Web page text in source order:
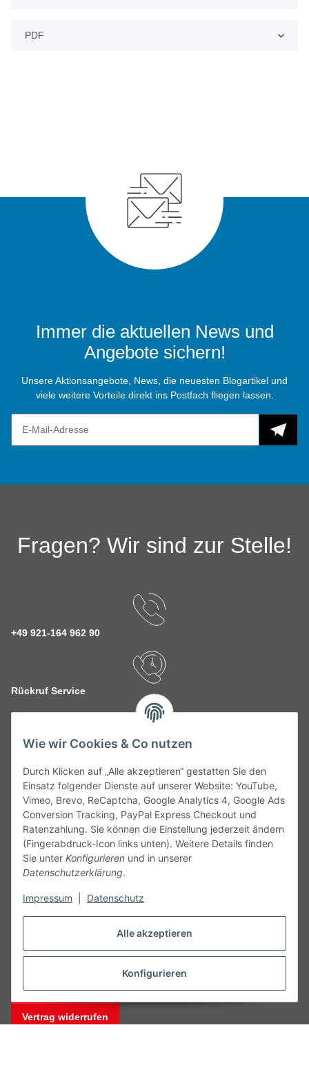
Alle akzeptieren
Konfigurieren
Wie wir Cookies & Co nutzen
Durch Klicken auf „Alle akzeptieren“ gestatten Sie den
Einsatz folgender Dienste auf unserer Website: YouTube,
Vimeo, Brevo, ReCaptcha, Google Analytics 4, Google Ads
Conversion Tracking, PayPal Express Checkout und
Ratenzahlung. Sie können die Einstellung jederzeit ändern
(Fingerabdruck-Icon links unten). Weitere Details finden
Sie unter Konfigurieren und in unserer
Datenschutzerklärung.
Impressum Datenschutz
PDF
Immer die aktuellen News und
Angebote sichern!
Unsere Aktionsangebote, News, die neuesten Blogartikel und
viele weitere Vorteile direkt ins Postfach fliegen lassen.
Fragen? Wir sind zur Stelle!
+49 921-164 962 90
Rückruf Service
kontakt@theo-schrauben.de
Service
Alle technischen Angaben ohne Gewähr. Irrtümer und fehlerhafte
Angaben vorbehalten. Wenn Sie Datenblätter oder spezielle
technische Eigenschaften benötigen, wenden Sie sich bitte an
beispielhaft sein und vom Produkt abweichen.
Vertrag widerrufen